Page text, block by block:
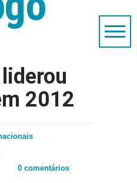
2012
0 comentários